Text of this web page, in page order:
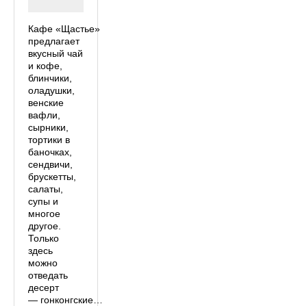
Кафе «Щастье»
предлагает
вкусный чай
и кофе,
блинчики,
оладушки,
венские
вафли,
сырники,
тортики в
баночках,
сендвичи,
брускетты,
салаты,
супы и
многое
другое.
Только
здесь
можно
отведать
десерт
— гонконгские…